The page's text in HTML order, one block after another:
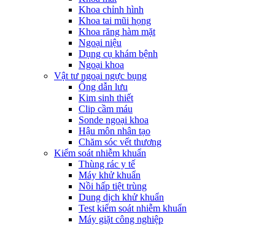
Khoa chỉnh hình
Khoa tai mũi họng
Khoa răng hàm mặt
Ngoại niệu
Dụng cụ khám bệnh
Ngoại khoa
Vật tư ngoại ngực bụng
Ống dẫn lưu
Kim sinh thiết
Clip cầm máu
Sonde ngoại khoa
Hậu môn nhân tạo
Chăm sóc vết thương
Kiểm soát nhiễm khuẩn
Thùng rác y tế
Máy khử khuẩn
Nồi hấp tiệt trùng
Dung dịch khử khuẩn
Test kiểm soát nhiễm khuẩn
Máy giặt công nghiệp